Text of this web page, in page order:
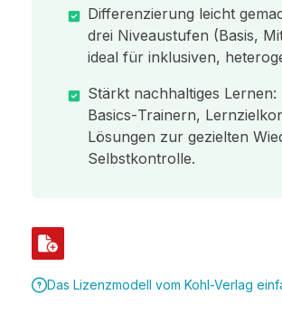
Differenzierung leicht
drei Niveaustufen (Basis,
ideal für inklusiven,
Stärkt nachhaltiges
Basics‑Trainern,
Lösungen zur gezielten
Selbstkontrolle.
Das Lizenzmodell vom Kohl-Verlag